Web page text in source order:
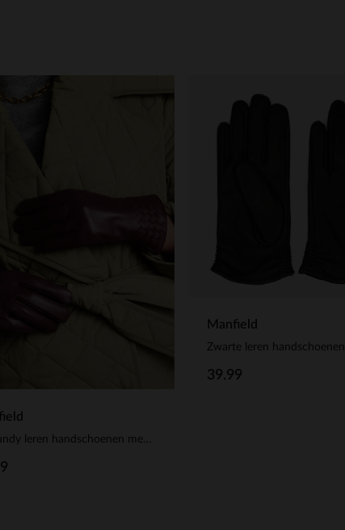
Manfield
Zwarte leren handschoenen
39.99